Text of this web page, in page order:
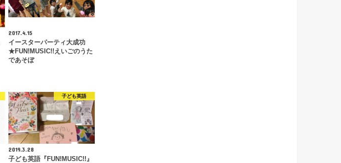
2017.4.15
イースターパーティ大成功
★FUN!MUSIC!!えいごのうた
であそぼ
子ども英語
2019.3.28
子ども英語『FUN!MUSIC!!』